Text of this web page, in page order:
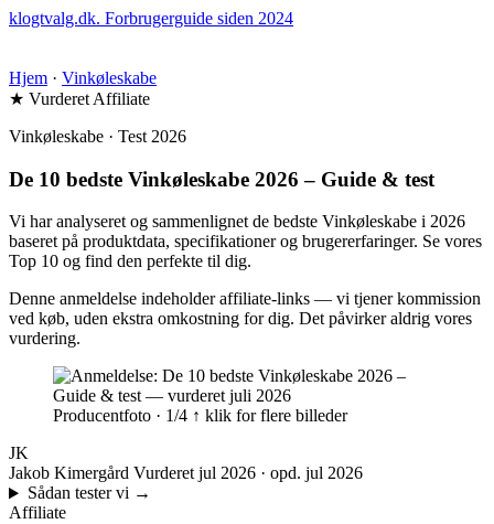
klogtvalg.dk. Forbrugerguide siden 2024
Hjem · Vinkøleskabe
★ Vurderet Affiliate
Vinkøleskabe · Test 2026
De 10 bedste Vinkøleskabe 2026 – Guide & test
Vi har analyseret og sammenlignet de bedste Vinkøleskabe i 2026
baseret på produktdata, specifikationer og brugererfaringer. Se vores
Top 10 og find den perfekte til dig.
Denne anmeldelse indeholder affiliate-links — vi tjener kommission
ved køb, uden ekstra omkostning for dig. Det påvirker aldrig vores
vurdering.
Producentfoto · 1/4 ↑ klik for flere billeder
JK
Jakob Kimergård Vurderet jul 2026 · opd. jul 2026
Sådan tester vi →
Affiliate